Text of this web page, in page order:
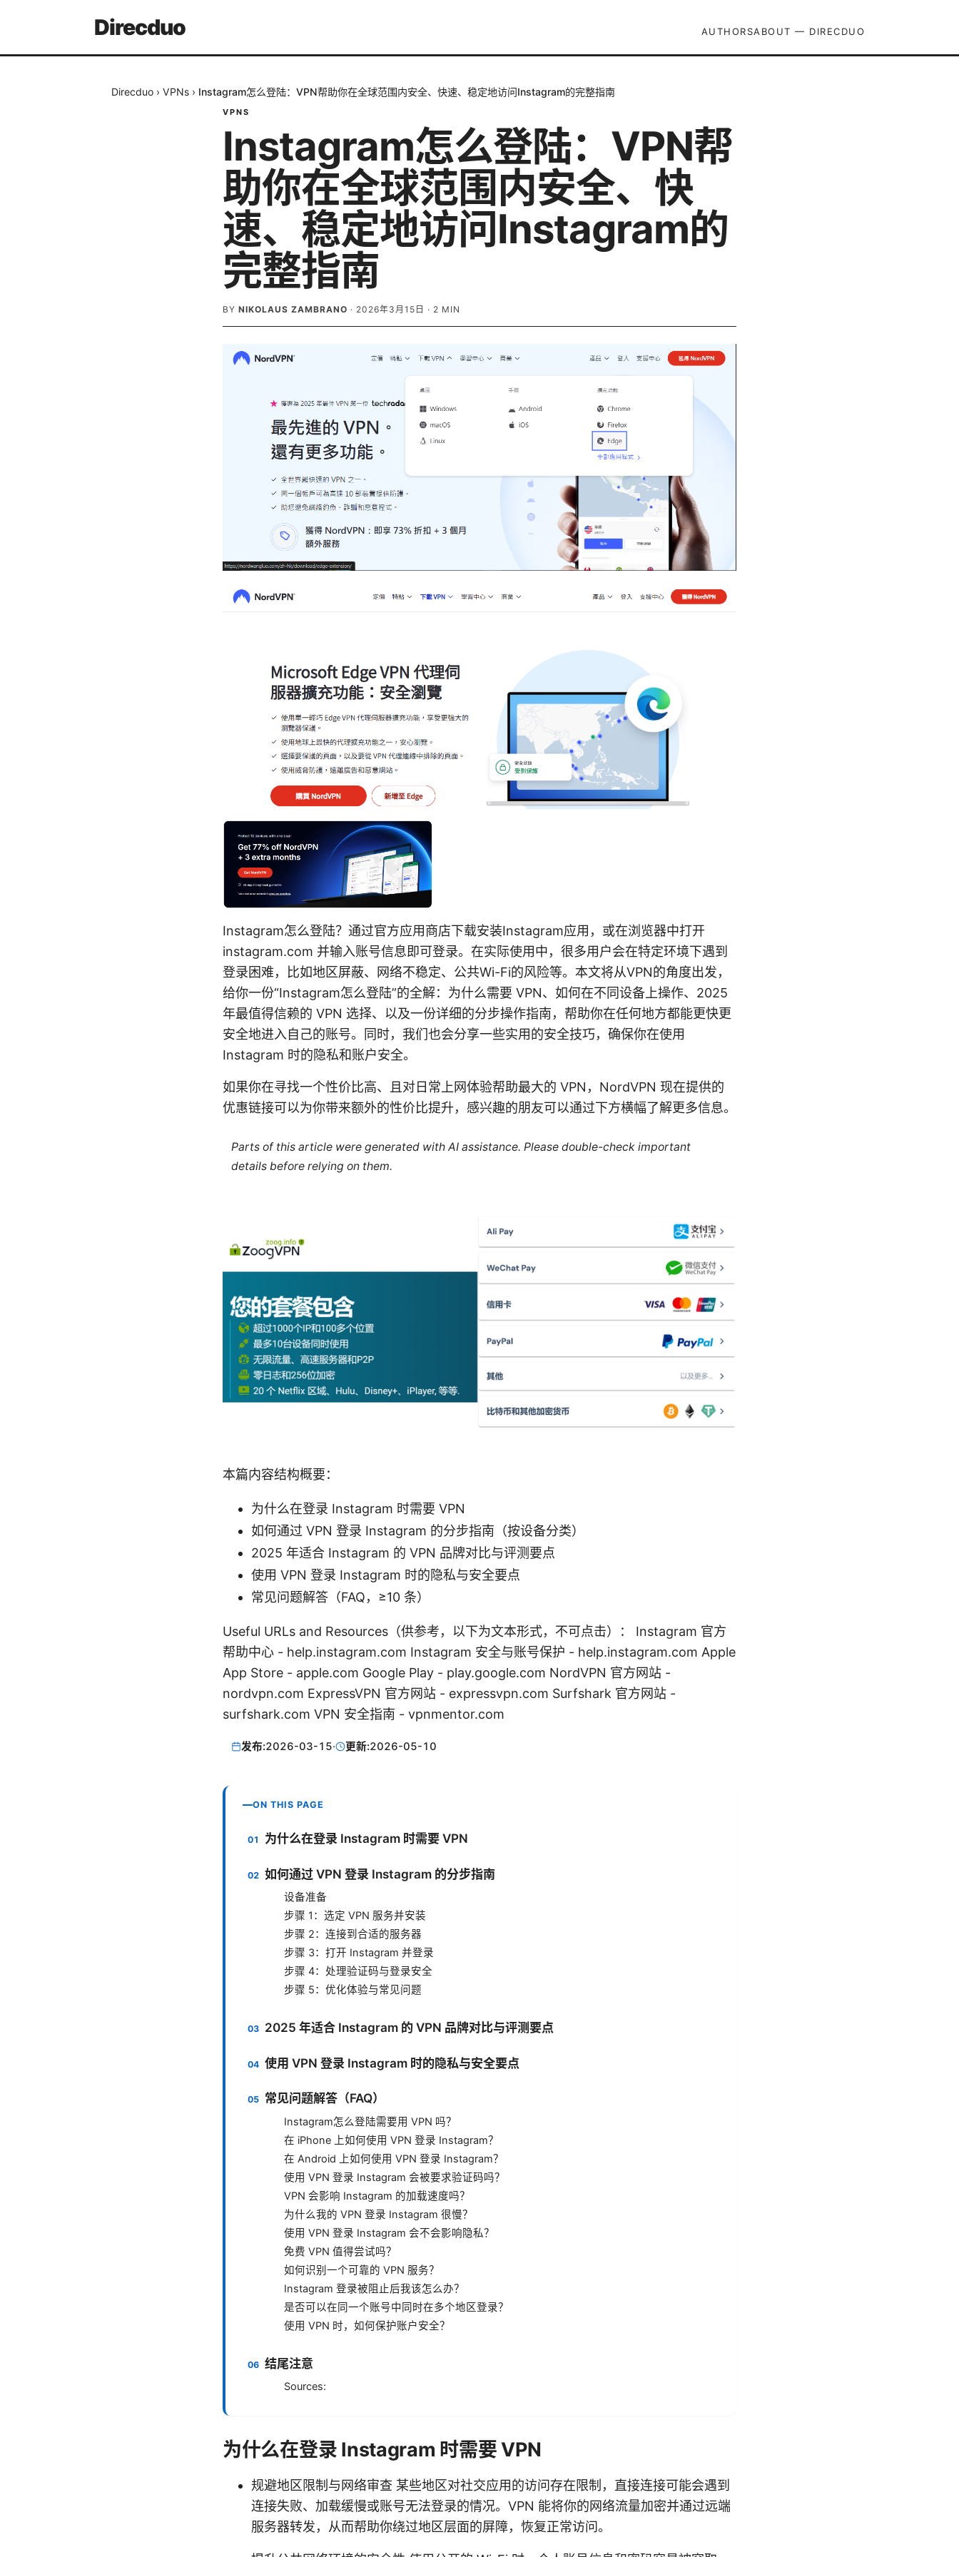
Direcduo AUTHORSABOUT — DIRECDUO
Direcduo › VPNs › Instagram怎么登陆：VPN帮助你在全球范围内安全、快速、稳定地访问Instagram的完整指南
VPNS
Instagram怎么登陆：VPN帮
助你在全球范围内安全、快
速、稳定地访问Instagram的
完整指南
BY NIKOLAUS ZAMBRANO · 2026年3月15日 · 2 MIN
Instagram怎么登陆？通过官方应用商店下载安装Instagram应用，或在浏览器中打开
instagram.com 并输入账号信息即可登录。在实际使用中，很多用户会在特定环境下遇到
登录困难，比如地区屏蔽、网络不稳定、公共Wi-Fi的风险等。本文将从VPN的角度出发，
给你一份“Instagram怎么登陆”的全解：为什么需要 VPN、如何在不同设备上操作、2025
年最值得信赖的 VPN 选择、以及一份详细的分步操作指南，帮助你在任何地方都能更快更
安全地进入自己的账号。同时，我们也会分享一些实用的安全技巧，确保你在使用
Instagram 时的隐私和账户安全。
如果你在寻找一个性价比高、且对日常上网体验帮助最大的 VPN，NordVPN 现在提供的
优惠链接可以为你带来额外的性价比提升，感兴趣的朋友可以通过下方横幅了解更多信息。
Parts of this article were generated with AI assistance. Please double-check important
details before relying on them.
本篇内容结构概要：
为什么在登录 Instagram 时需要 VPN
如何通过 VPN 登录 Instagram 的分步指南（按设备分类）
2025 年适合 Instagram 的 VPN 品牌对比与评测要点
使用 VPN 登录 Instagram 时的隐私与安全要点
常见问题解答（FAQ，≥10 条）
Useful URLs and Resources（供参考，以下为文本形式，不可点击）： Instagram 官方
帮助中心 - help.instagram.com Instagram 安全与账号保护 - help.instagram.com Apple
App Store - apple.com Google Play - play.google.com NordVPN 官方网站 -
nordvpn.com ExpressVPN 官方网站 - expressvpn.com Surfshark 官方网站 -
surfshark.com VPN 安全指南 - vpnmentor.com
发布:2026-03-15· 更新:2026-05-10
ON THIS PAGE
为什么在登录 Instagram 时需要 VPN
如何通过 VPN 登录 Instagram 的分步指南
设备准备
步骤 1：选定 VPN 服务并安装
步骤 2：连接到合适的服务器
步骤 3：打开 Instagram 并登录
步骤 4：处理验证码与登录安全
步骤 5：优化体验与常见问题
2025 年适合 Instagram 的 VPN 品牌对比与评测要点
使用 VPN 登录 Instagram 时的隐私与安全要点
常见问题解答（FAQ）
Instagram怎么登陆需要用 VPN 吗？
在 iPhone 上如何使用 VPN 登录 Instagram？
在 Android 上如何使用 VPN 登录 Instagram？
使用 VPN 登录 Instagram 会被要求验证码吗？
VPN 会影响 Instagram 的加载速度吗？
为什么我的 VPN 登录 Instagram 很慢？
使用 VPN 登录 Instagram 会不会影响隐私？
免费 VPN 值得尝试吗？
如何识别一个可靠的 VPN 服务？
Instagram 登录被阻止后我该怎么办？
是否可以在同一个账号中同时在多个地区登录？
使用 VPN 时，如何保护账户安全？
结尾注意
Sources:
为什么在登录 Instagram 时需要 VPN
规避地区限制与网络审查 某些地区对社交应用的访问存在限制，直接连接可能会遇到
连接失败、加载缓慢或账号无法登录的情况。VPN 能将你的网络流量加密并通过远端
服务器转发，从而帮助你绕过地区层面的屏障，恢复正常访问。